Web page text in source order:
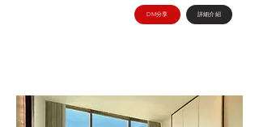
DM分享 詳細介紹